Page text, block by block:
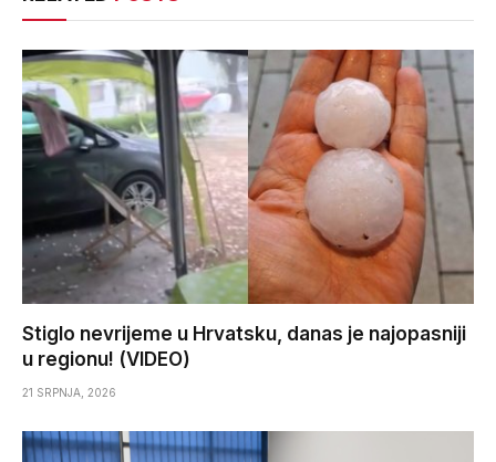
Stiglo nevrijeme u Hrvatsku, danas je najopasniji
u regionu! (VIDEO)
21 SRPNJA, 2026